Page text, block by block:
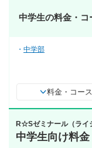
中学生の料金・コ
中学部
料金・コー
R☆Sゼミナール（ライ
中学生向け料